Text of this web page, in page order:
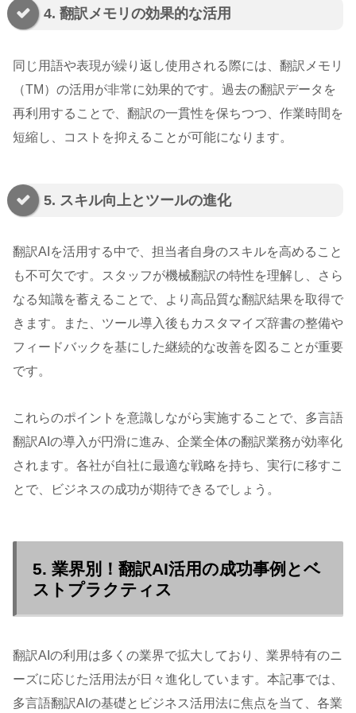
4. 翻訳メモリの効果的な活用
同じ用語や表現が繰り返し使用される際には、翻訳メモリ
（TM）の活用が非常に効果的です。過去の翻訳データを
再利用することで、翻訳の一貫性を保ちつつ、作業時間を
短縮し、コストを抑えることが可能になります。
5. スキル向上とツールの進化
翻訳AIを活用する中で、担当者自身のスキルを高めること
も不可欠です。スタッフが機械翻訳の特性を理解し、さら
なる知識を蓄えることで、より高品質な翻訳結果を取得で
きます。また、ツール導入後もカスタマイズ辞書の整備や
フィードバックを基にした継続的な改善を図ることが重要
です。
これらのポイントを意識しながら実施することで、多言語
翻訳AIの導入が円滑に進み、企業全体の翻訳業務が効率化
されます。各社が自社に最適な戦略を持ち、実行に移すこ
とで、ビジネスの成功が期待できるでしょう。
5. 業界別！翻訳AI活用の成功事例とベ
ストプラクティス
翻訳AIの利用は多くの業界で拡大しており、業界特有のニ
ーズに応じた活用法が日々進化しています。本記事では、
多言語翻訳AIの基礎とビジネス活用法に焦点を当て、各業